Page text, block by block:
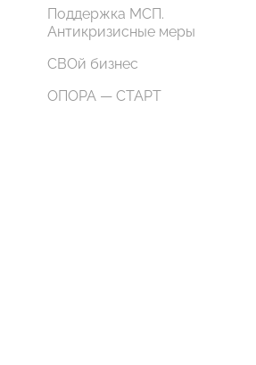
Поддержка МСП.
Антикризисные меры
СВОй бизнес
ОПОРА — СТАРТ